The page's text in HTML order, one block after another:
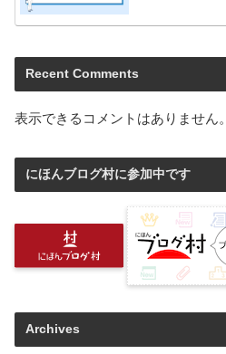
Recent Comments
表示できるコメントはありません。
にほんブログ村に参加中です
Archives